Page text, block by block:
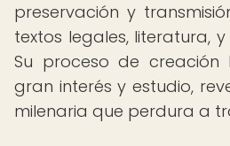
preservación y
textos legales, literatura,
Su proceso de
gran interés y estudio,
milenaria que perdura a